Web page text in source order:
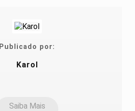
Publicado por:
Karol
Saiba Mais